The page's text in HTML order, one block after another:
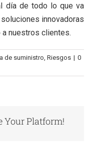
día de todo lo que va
innovadoras
nuestros clientes.
de suministro Riesgos | 0
Your Platform!